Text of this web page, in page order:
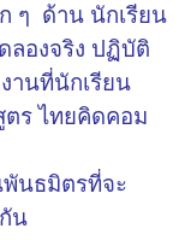
ๆ ด้าน นักเรียน
ลองจริง ปฏิบัติ
านที่นักเรียน
ตร ไทยคิดคอม
นธมิตรที่จะ
น